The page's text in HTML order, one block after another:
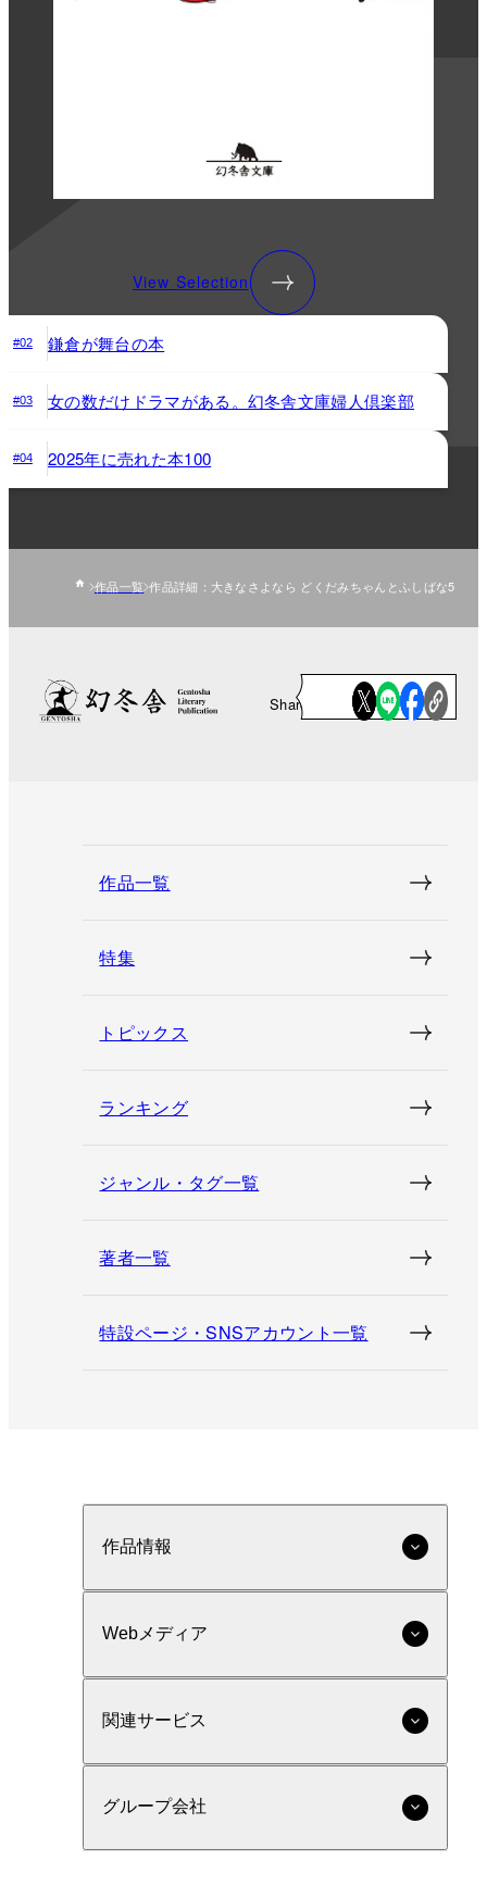
View Selection
#02 鎌倉が舞台の本
#03 女の数だけドラマがある。幻冬舎文庫婦人倶楽部
#04 2025年に売れた本100
作品一覧 作品詳細：大きなさよなら どくだみちゃんとふしばな5
Share
作品一覧
特集
トピックス
ランキング
ジャンル・タグ一覧
著者一覧
特設ページ・SNSアカウント一覧
作品情報
Webメディア
関連サービス
グループ会社